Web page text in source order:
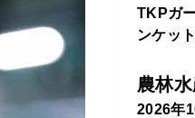
TKPガ
ンケッ
農林
2026年